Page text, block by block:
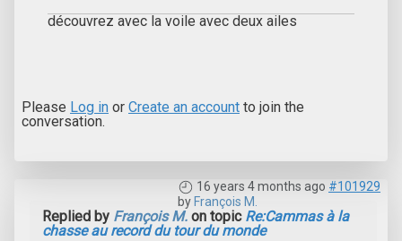
découvrez avec la voile avec deux ailes
Please Log in or Create an account to join the
conversation.
16 years 4 months ago #101929
by François M.
Replied by François M. on topic Re:Cammas à la
chasse au record du tour du monde